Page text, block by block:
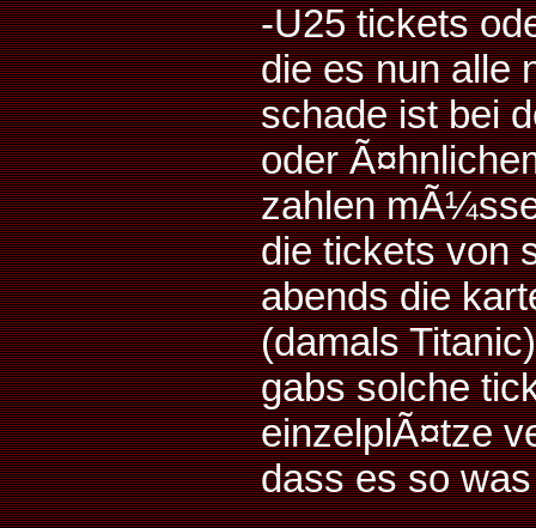
-U25 tickets
die es nun alle
schade ist bei
oder
zahlen
die tickets von
abends die
(damals
gabs solche
einzelplÃ¤tze
dass es so